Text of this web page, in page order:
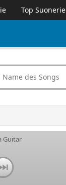
Top Suonerie
Guitar